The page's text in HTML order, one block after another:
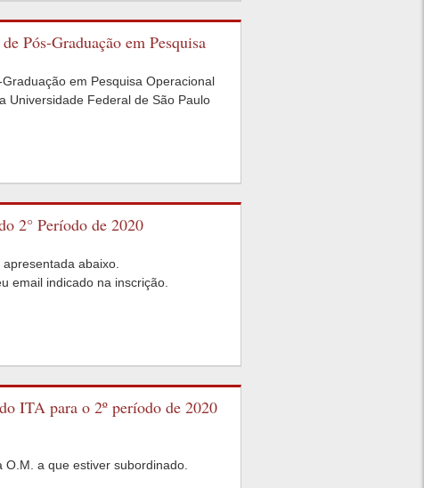
Pós-Graduação em Pesquisa
em Pesquisa Operacional
Universidade Federal de São Paulo
2° Período de 2020
abaixo.
email indicado na inscrição.
ITA para o 2º período de 2020
a que estiver subordinado.